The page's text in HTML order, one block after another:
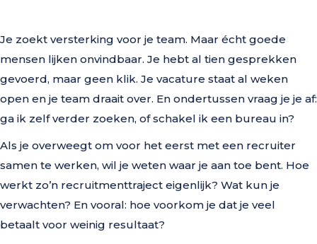
Je zoekt versterking voor je team. Maar écht goede
mensen lijken onvindbaar. Je hebt al tien gesprekken
gevoerd, maar geen klik. Je vacature staat al weken
open en je team draait over. En ondertussen vraag je je af:
ga ik zelf verder zoeken, of schakel ik een bureau in?
Als je overweegt om voor het eerst met een recruiter
samen te werken, wil je weten waar je aan toe bent. Hoe
werkt zo’n recruitmenttraject eigenlijk? Wat kun je
verwachten? En vooral: hoe voorkom je dat je veel
betaalt voor weinig resultaat?